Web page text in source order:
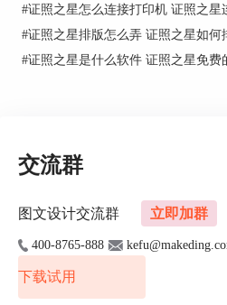
二、批量替换背景
给照片换背景可能在生活中经常碰
别多，可根据不同需要进行背景色替换
#证照之星怎么连接打印机 证照之星
#证照之星排版怎么弄 证照之星如何
#证照之星是什么软件 证照之星免费
交流群
图文设计交流群 立即加群
400-8765-888
下载试用